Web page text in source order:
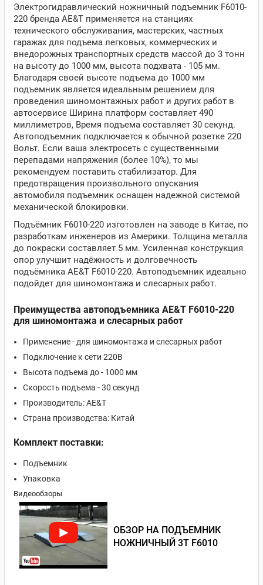
Электрогидравлический ножничный подъемник F6010-
220 бренда AE&T применяется на станциях
технического обслуживания, мастерских, частных
гаражах для подъема легковых, коммерческих и
внедорожных транспортных средств массой до 3 тонн
на высоту до 1000 мм, высота подхвата - 105 мм.
Благодаря своей высоте подъема до 1000 мм
подъемник является идеальным решением для
проведения шиномонтажных работ и других работ в
автосервисе Ширина платформ составляет 490
миллиметров, Время подъема составляет 30 секунд.
Автоподъемник подключается к обычной розетке 220
Вольт. Если ваша электросеть с существенными
перепадами напряжения (более 10%), то мы
рекомендуем поставить стабилизатор. Для
предотвращения произвольного опускания
автомобиля подъемник оснащен надежной системой
механической блокировки.
Подъёмник F6010-220 изготовлен на заводе в Китае, по
разработкам инженеров из Америки. Толщина металла
до покраски составляет 5 мм. Усиленная конструкция
опор улучшит надёжность и долговечность
подъёмника AE&T F6010-220. Автоподъемник идеально
подойдет для шиномонтажа и слесарных работ.
Преимущества автоподъемника AE&T F6010-220
для шиномонтажа и слесарных работ
Применение - для шиномонтажа и слесарных работ
Подключение к сети 220В
Высота подъема до - 1000 мм
Скорость подъема - 30 секунд
Производитель: AE&T
Страна производства: Китай
Комплект поставки:
Подъемник
Упаковка
Видеообзоры
ОБЗОР НА ПОДЪЕМНИК
НОЖНИЧНЫЙ 3Т F6010